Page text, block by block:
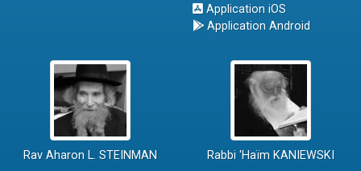
Application iOS
Application Android
Rav Aharon L. STEINMAN Rabbi 'Haïm KANIEWSKI